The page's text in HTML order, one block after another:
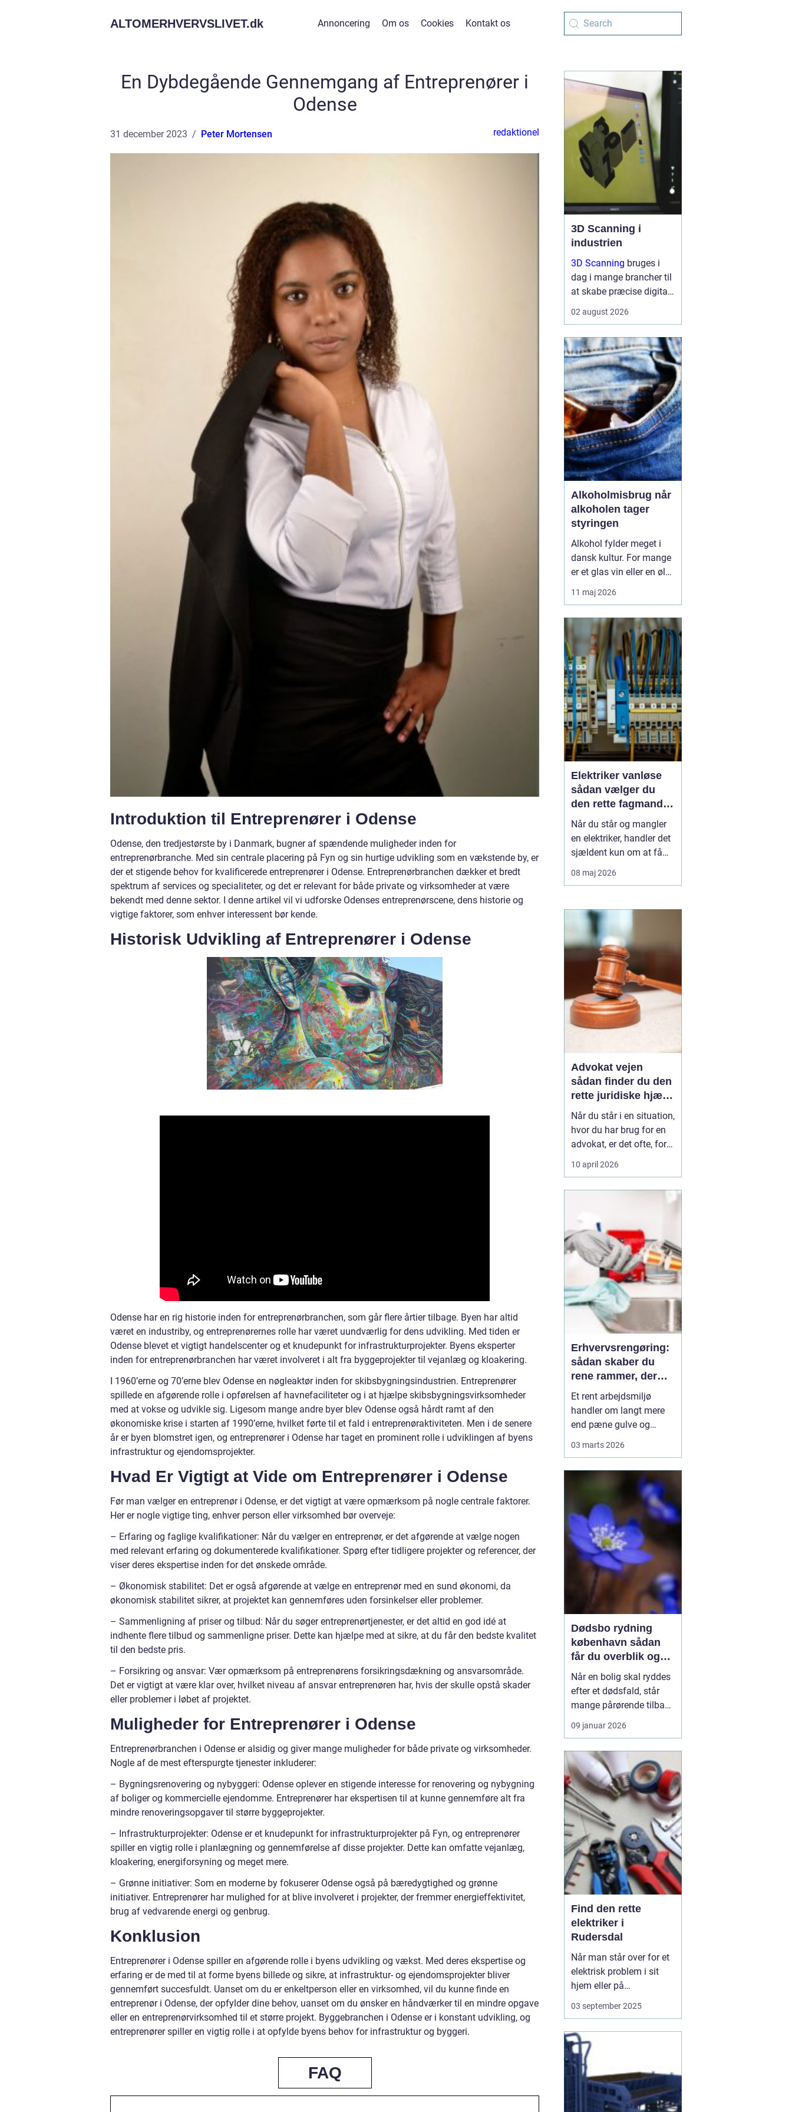
ALTOMERHVERVSLIVET.dk Annoncering Om os Cookies Kontakt os
En Dybdegående Gennemgang af Entreprenører i
Odense
31 december 2023 Peter Mortensen redaktionel
Introduktion til Entreprenører i Odense
Odense, den tredjestørste by i Danmark, bugner af spændende muligheder inden for
entreprenørbranche. Med sin centrale placering på Fyn og sin hurtige udvikling som en vækstende by, er
der et stigende behov for kvalificerede entreprenører i Odense. Entreprenørbranchen dækker et bredt
spektrum af services og specialiteter, og det er relevant for både private og virksomheder at være
bekendt med denne sektor. I denne artikel vil vi udforske Odenses entreprenørscene, dens historie og
vigtige faktorer, som enhver interessent bør kende.
Historisk Udvikling af Entreprenører i Odense
Odense har en rig historie inden for entreprenørbranchen, som går flere årtier tilbage. Byen har altid
været en industriby, og entreprenørernes rolle har været uundværlig for dens udvikling. Med tiden er
Odense blevet et vigtigt handelscenter og et knudepunkt for infrastrukturprojekter. Byens eksperter
inden for entreprenørbranchen har været involveret i alt fra byggeprojekter til vejanlæg og kloakering.
I 1960’erne og 70’erne blev Odense en nøgleaktør inden for skibsbygningsindustrien. Entreprenører
spillede en afgørende rolle i opførelsen af havnefaciliteter og i at hjælpe skibsbygningsvirksomheder
med at vokse og udvikle sig. Ligesom mange andre byer blev Odense også hårdt ramt af den
økonomiske krise i starten af 1990’erne, hvilket førte til et fald i entreprenøraktiviteten. Men i de senere
år er byen blomstret igen, og entreprenører i Odense har taget en prominent rolle i udviklingen af byens
infrastruktur og ejendomsprojekter.
Hvad Er Vigtigt at Vide om Entreprenører i Odense
Før man vælger en entreprenør i Odense, er det vigtigt at være opmærksom på nogle centrale faktorer.
Her er nogle vigtige ting, enhver person eller virksomhed bør overveje:
– Erfaring og faglige kvalifikationer: Når du vælger en entreprenør, er det afgørende at vælge nogen
med relevant erfaring og dokumenterede kvalifikationer. Spørg efter tidligere projekter og referencer, der
viser deres ekspertise inden for det ønskede område.
– Økonomisk stabilitet: Det er også afgørende at vælge en entreprenør med en sund økonomi, da
økonomisk stabilitet sikrer, at projektet kan gennemføres uden forsinkelser eller problemer.
– Sammenligning af priser og tilbud: Når du søger entreprenørtjenester, er det altid en god idé at
indhente flere tilbud og sammenligne priser. Dette kan hjælpe med at sikre, at du får den bedste kvalitet
til den bedste pris.
– Forsikring og ansvar: Vær opmærksom på entreprenørens forsikringsdækning og ansvarsområde.
Det er vigtigt at være klar over, hvilket niveau af ansvar entreprenøren har, hvis der skulle opstå skader
eller problemer i løbet af projektet.
Muligheder for Entreprenører i Odense
Entreprenørbranchen i Odense er alsidig og giver mange muligheder for både private og virksomheder.
Nogle af de mest efterspurgte tjenester inkluderer:
– Bygningsrenovering og nybyggeri: Odense oplever en stigende interesse for renovering og nybygning
af boliger og kommercielle ejendomme. Entreprenører har ekspertisen til at kunne gennemføre alt fra
mindre renoveringsopgaver til større byggeprojekter.
– Infrastrukturprojekter: Odense er et knudepunkt for infrastrukturprojekter på Fyn, og entreprenører
spiller en vigtig rolle i planlægning og gennemførelse af disse projekter. Dette kan omfatte vejanlæg,
kloakering, energiforsyning og meget mere.
– Grønne initiativer: Som en moderne by fokuserer Odense også på bæredygtighed og grønne
initiativer. Entreprenører har mulighed for at blive involveret i projekter, der fremmer energieffektivitet,
brug af vedvarende energi og genbrug.
Konklusion
Entreprenører i Odense spiller en afgørende rolle i byens udvikling og vækst. Med deres ekspertise og
erfaring er de med til at forme byens billede og sikre, at infrastruktur- og ejendomsprojekter bliver
gennemført succesfuldt. Uanset om du er enkeltperson eller en virksomhed, vil du kunne finde en
entreprenør i Odense, der opfylder dine behov, uanset om du ønsker en håndværker til en mindre opgave
eller en entreprenørvirksomhed til et større projekt. Byggebranchen i Odense er i konstant udvikling, og
entreprenører spiller en vigtig rolle i at opfylde byens behov for infrastruktur og byggeri.
FAQ
3D Scanning i
industrien
3D Scanning bruges i
dag i mange brancher til
at skabe præcise digitale
omgivelser, produkter og
gør det muligt at arbejde
hurtigere, mere ...
02 august 2026
Alkoholmisbrug når
alkoholen tager
styringen
Alkohol fylder meget i
dansk kultur. For mange
er et glas vin eller en øl
forbundet med hygge,
fællesskab og
nogle glider forbruget
stille og roligt over i
alkoholmisbru...
11 maj 2026
Elektriker vanløse
sådan vælger du
den rette fagmand
til opgaven
Når du står og mangler
en elektriker, handler det
sjældent kun om at få
skiftet en stikkontakt.
Ofte er der også
lovkrav og langsigtede
løsninger på spil. I
Vanløse, hvor mange
boliger er ældre
ejendomme blandet med
nyere bygg...
08 maj 2026
Advokat vejen
sådan finder du den
rette juridiske hjælp
lokalt
Når du står i en situation,
hvor du har brug for en
advokat, er det ofte, fordi
livet har ændret sig på
en måde, du ikke selv
efter en pårørende eller
køb og salg af bolig. I de
si...
10 april 2026
Erhvervsrengøring:
sådan skaber du
rene rammer, der
kan mærkes på
bundlinjen
Et rent arbejdsmiljø
handler om langt mere
end pæne gulve og
førstehåndsindtryk og i
sidste ende
virksomhedens
omdømme. Når ...
03 marts 2026
Dødsbo rydning
københavn sådan
får du overblik og
professionel hjælp
Når en bolig skal ryddes
efter et dødsfald, står
mange pårørende tilbage
med en stor praktisk
opgave oven i sorgen.
personlige ejendele og
måske et helt livs
samling af ting, som
skal gennemgås,
fordeles, sælges eller
bortskaf...
09 januar 2026
Find den rette
elektriker i
Rudersdal
Når man står over for et
elektrisk problem i sit
hjem eller på
arbejdspladsen, er det
ofte nødvendigt med
Elektriker Rudersdal er
søgeordet, der samler
opmærksomheden
omkring behovet for...
03 september 2025